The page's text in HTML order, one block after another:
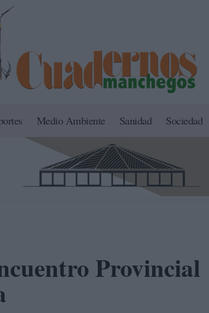
Medio Ambiente Sanidad Sociedad
Provincial